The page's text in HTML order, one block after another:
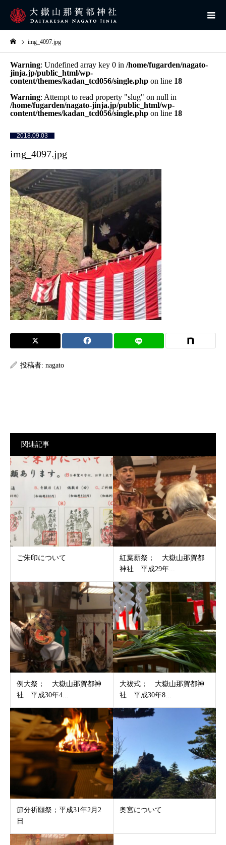
img_4097.jpg
Warning: Undefined array key 0 in /home/fugarden/nagato-
jinja.jp/public_html/wp-
content/themes/kadan_tcd056/single.php on line 18
Warning: Attempt to read property "slug" on null in
/home/fugarden/nagato-jinja.jp/public_html/wp-
content/themes/kadan_tcd056/single.php on line 18
2018.09.03
img_4097.jpg
投稿者: nagato
関連記事
ご朱印について
紅葉薪祭； 大嶽山那賀都
神社 平成29年...
例大祭； 大嶽山那賀都神
社 平成30年4...
大祓式； 大嶽山那賀都神
社 平成30年8...
節分祈願祭；平成31年2月2
日
奥宮について